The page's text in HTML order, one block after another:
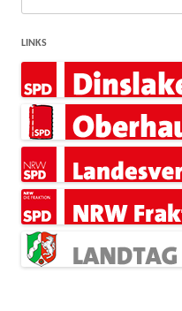
LINKS